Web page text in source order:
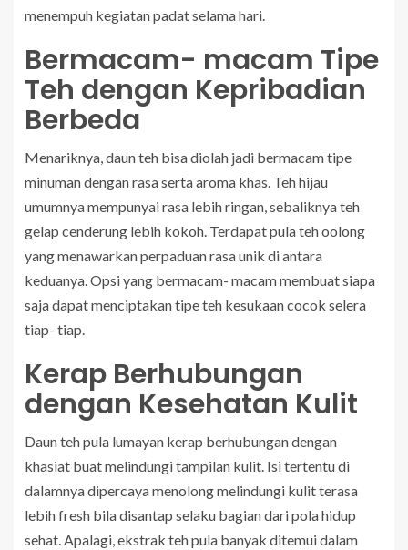
menempuh kegiatan padat selama hari.
Bermacam- macam Tipe
Teh dengan Kepribadian
Berbeda
Menariknya, daun teh bisa diolah jadi bermacam tipe
minuman dengan rasa serta aroma khas. Teh hijau
umumnya mempunyai rasa lebih ringan, sebaliknya teh
gelap cenderung lebih kokoh. Terdapat pula teh oolong
yang menawarkan perpaduan rasa unik di antara
keduanya. Opsi yang bermacam- macam membuat siapa
saja dapat menciptakan tipe teh kesukaan cocok selera
tiap- tiap.
Kerap Berhubungan
dengan Kesehatan Kulit
Daun teh pula lumayan kerap berhubungan dengan
khasiat buat melindungi tampilan kulit. Isi tertentu di
dalamnya dipercaya menolong melindungi kulit terasa
lebih fresh bila disantap selaku bagian dari pola hidup
sehat. Apalagi, ekstrak teh pula banyak ditemui dalam